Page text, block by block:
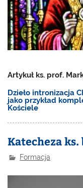
Artykuł ks. prof.
Dzieło intronizacja
jako przykład
Kościele
Katecheza ks.
Formacja